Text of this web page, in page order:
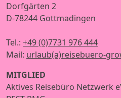
Dorfgärten 2
D-78244 Gottmadingen
Tel.: +49 (0)7731 976 444
Mail: urlaub(a)reisebuero-
MITGLIED
Aktives Reisebüro Netzwerk